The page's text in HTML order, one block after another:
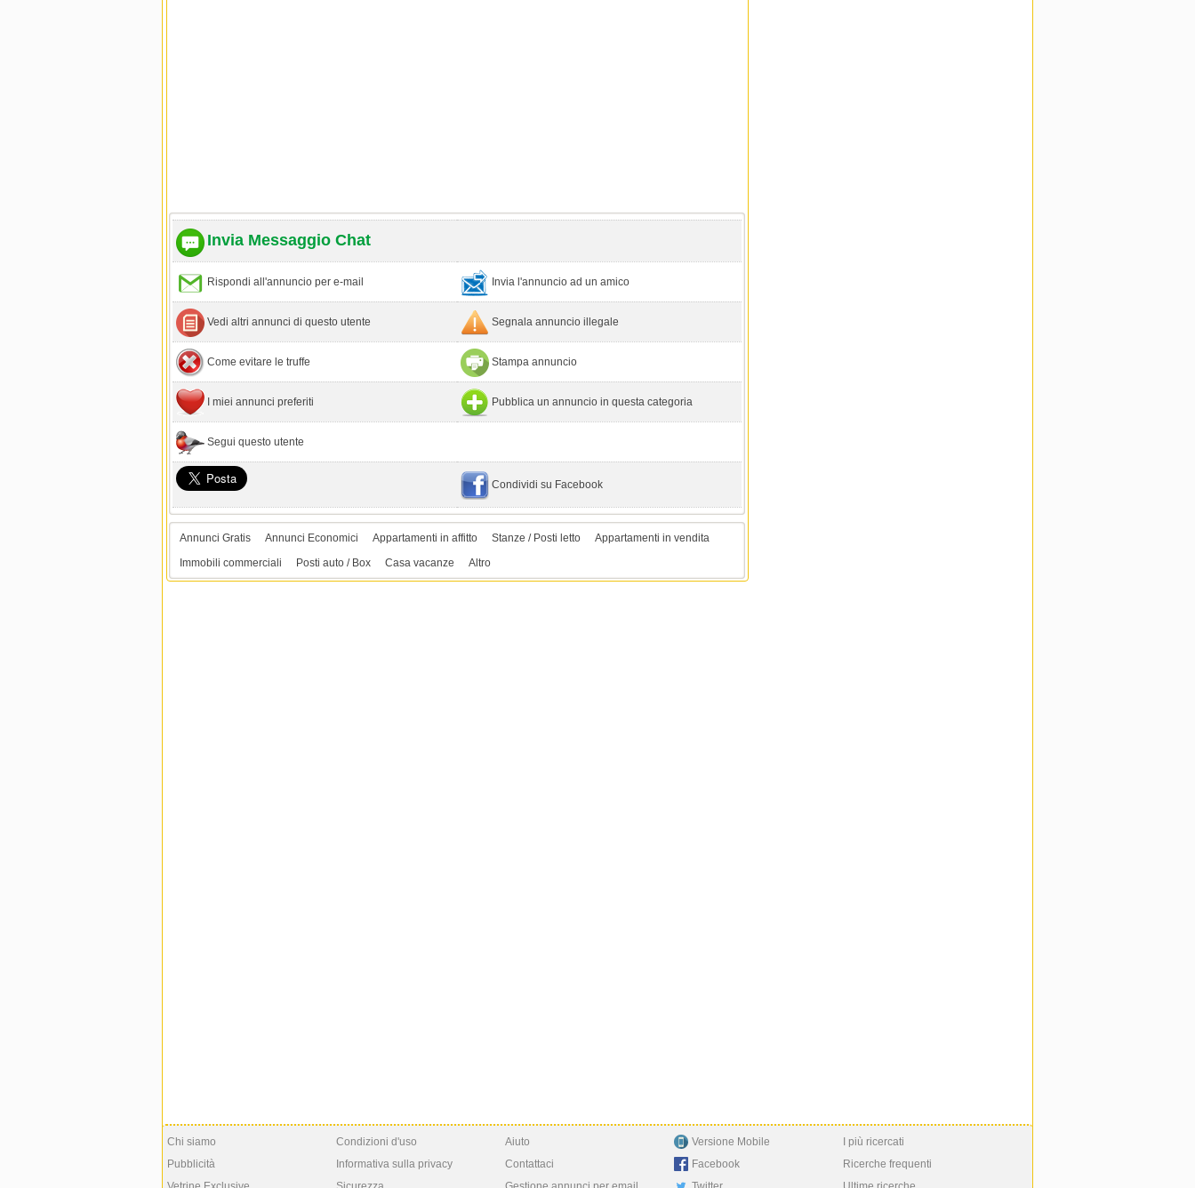
Invia Messaggio Chat
Rispondi all'annuncio per e-mail Invia l'annuncio ad un amico
Vedi altri annunci di questo utente Segnala annuncio illegale
Come evitare le truffe Stampa annuncio
I miei annunci preferiti Pubblica un annuncio in questa categoria
Segui questo utente
Condividi su Facebook
Annunci Gratis Annunci Economici Appartamenti in affitto Stanze / Posti letto
Appartamenti in vendita
Immobili commerciali
Posti auto / Box Casa vacanze Altro
Chi siamo
Pubblicità
Condizioni d'uso
Informativa sulla privacy
Aiuto
Contattaci
Versione Mobile
Facebook
I più ricercati
Ricerche frequenti